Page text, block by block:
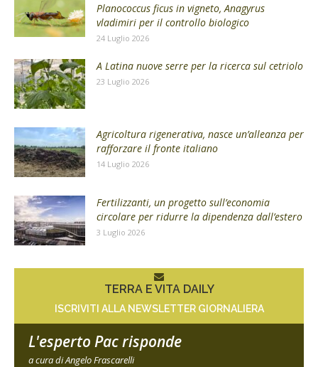
Planococcus ficus in vigneto, Anagyrus
vladimiri per il controllo biologico
24 Luglio 2026
A Latina nuove serre per la ricerca sul cetriolo
23 Luglio 2026
Agricoltura rigenerativa, nasce un’alleanza per
rafforzare il fronte italiano
14 Luglio 2026
Fertilizzanti, un progetto sull’economia
circolare per ridurre la dipendenza dall’estero
3 Luglio 2026
TERRA E VITA DAILY
ISCRIVITI ALLA NEWSLETTER GIORNALIERA
L'esperto Pac risponde
a cura di Angelo Frascarelli